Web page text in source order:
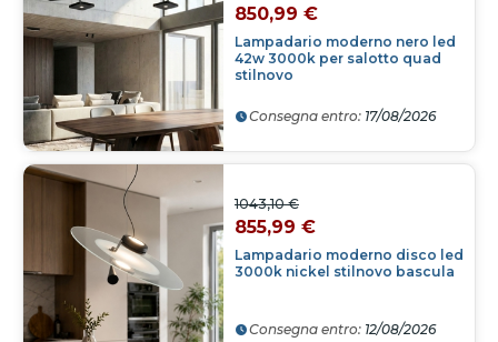
Lampadario moderno nero led
42w 3000k per salotto quad
stilnovo
850,99 €
Consegna entro: 17/08/2026
Lampadario moderno disco led
3000k nickel stilnovo bascula
1043,10 €
855,99 €
Consegna entro: 12/08/2026